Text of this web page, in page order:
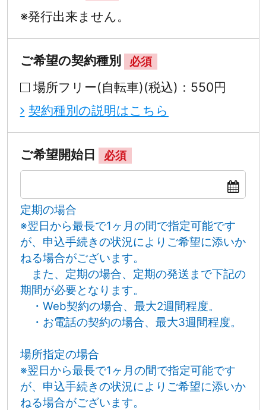
※発行出来ません。
ご希望の契約種別 必須
場所フリー(自転車)(税込)：550円
契約種別の説明はこちら
ご希望開始日 必須
定期の場合
※翌日から最長で1ヶ月の間で指定可能です
が、申込手続きの状況によりご希望に添いか
ねる場合がございます。
また、定期の場合、定期の発送まで下記の
期間が必要となります。
・Web契約の場合、最大2週間程度。
・お電話の契約の場合、最大3週間程度。
場所指定の場合
※翌日から最長で1ヶ月の間で指定可能です
が、申込手続きの状況によりご希望に添いか
ねる場合がございます。